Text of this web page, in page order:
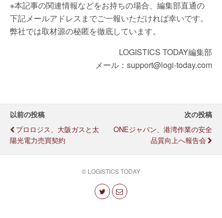
※本記事の関連情報などをお持ちの場合、編集部直通の
下記メールアドレスまでご一報いただければ幸いです。
弊社では取材源の秘匿を徹底しています。
LOGISTICS TODAY編集部
メール：support@logi-today.com
以前の投稿
プロロジス、大阪ガスと太
陽光電力売買契約
次の投稿
ONEジャパン、港湾作業の安全
品質向上へ報告会
© LOGISTICS TODAY